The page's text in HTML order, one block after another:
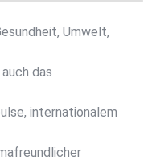
Umwelt,
das
internationalem